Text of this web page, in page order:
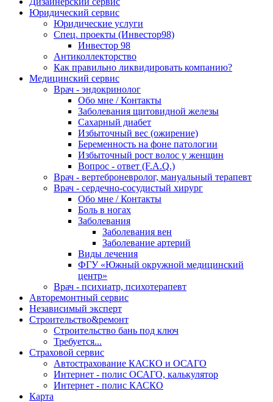
Юридический сервис
Юридические услуги
Спец. проекты (Инвестор98)
Инвестор 98
Антиколлекторство
Как правильно ликвидировать компанию?
Медицинский сервис
Врач - эндокринолог
Обо мне / Контакты
Заболевания щитовидной железы
Сахарный диабет
Избыточный вес (ожирение)
Беременность на фоне патологии
Избыточный рост волос у женщин
Вопрос - ответ (F.A.Q.)
Врач - вертеброневролог, мануальный терапевт
Врач - сердечно-сосудистый хирург
Обо мне / Контакты
Боль в ногах
Заболевания
Заболевания вен
Заболевание артерий
Виды лечения
ФГУ «Южный окружной медицинский
центр»
Врач - психиатр, психотерапевт
Авторемонтный сервис
Независимый эксперт
Строительство&ремонт
Строительство бань под ключ
Требуется...
Страховой сервис
Автострахование КАСКО и ОСАГО
Интернет - полис ОСАГО, калькулятор
Интернет - полис КАСКО
Карта